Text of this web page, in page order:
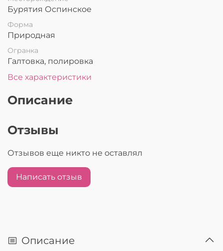
Бурятия Оспинское
Форма
Природная
Огранка
Галтовка, полировка
Все характеристики
Описание
Отзывы
Отзывов еще никто не оставлял
Написать отзыв
Описание